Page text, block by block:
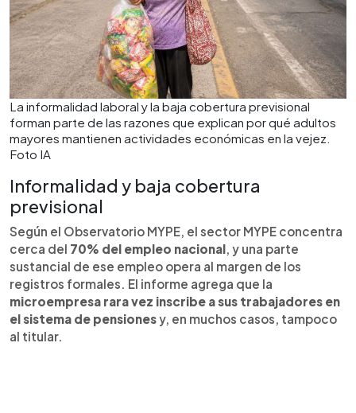
La informalidad laboral y la baja cobertura previsional
forman parte de las razones que explican por qué adultos
mayores mantienen actividades económicas en la vejez.
Foto IA
Informalidad y baja cobertura
previsional
Según el Observatorio MYPE, el sector MYPE concentra
cerca del 70% del empleo nacional, y una parte
sustancial de ese empleo opera al margen de los
registros formales. El informe agrega que la
microempresa rara vez inscribe a sus trabajadores en
el sistema de pensionesy, en muchos casos, tampoco
al titular.